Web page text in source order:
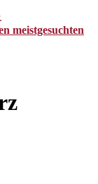
meistgesuchten